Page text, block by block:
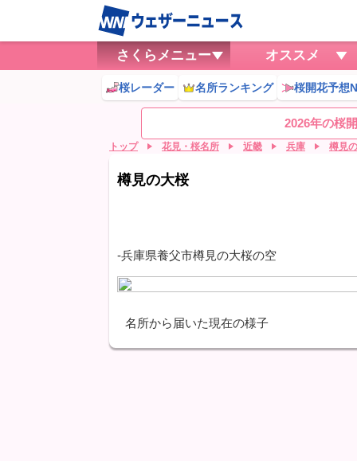
さくらメニュー オススメ
桜レーダー 名所ランキング 桜開花予想
2026年の桜
トップ 花見・桜名所 近畿 兵庫 樽見
樽見の大桜
-兵庫県養父市樽見の大桜の空
名所から届いた現在の様子